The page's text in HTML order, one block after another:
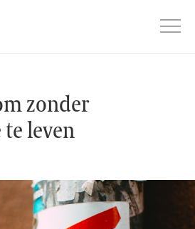
zonder
zonder
leven